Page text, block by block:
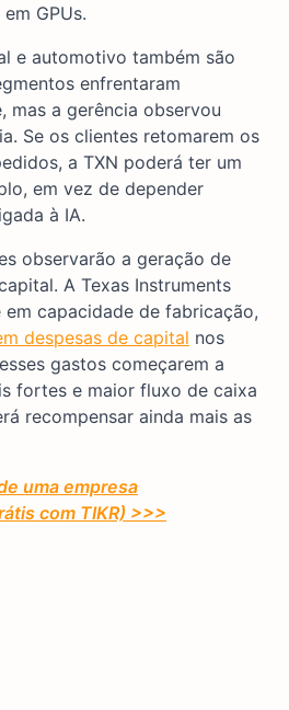
GPUs.
e automotivo também são
enfrentaram
mas a gerência observou
Se os clientes retomarem os
a TXN poderá ter um
em vez de depender
à IA.
observarão a geração de
A Texas Instruments
em capacidade de fabricação,
despesas de capital nos
gastos começarem a
fortes e maior fluxo de caixa
recompensar ainda mais as
uma empresa
com TIKR) >>>